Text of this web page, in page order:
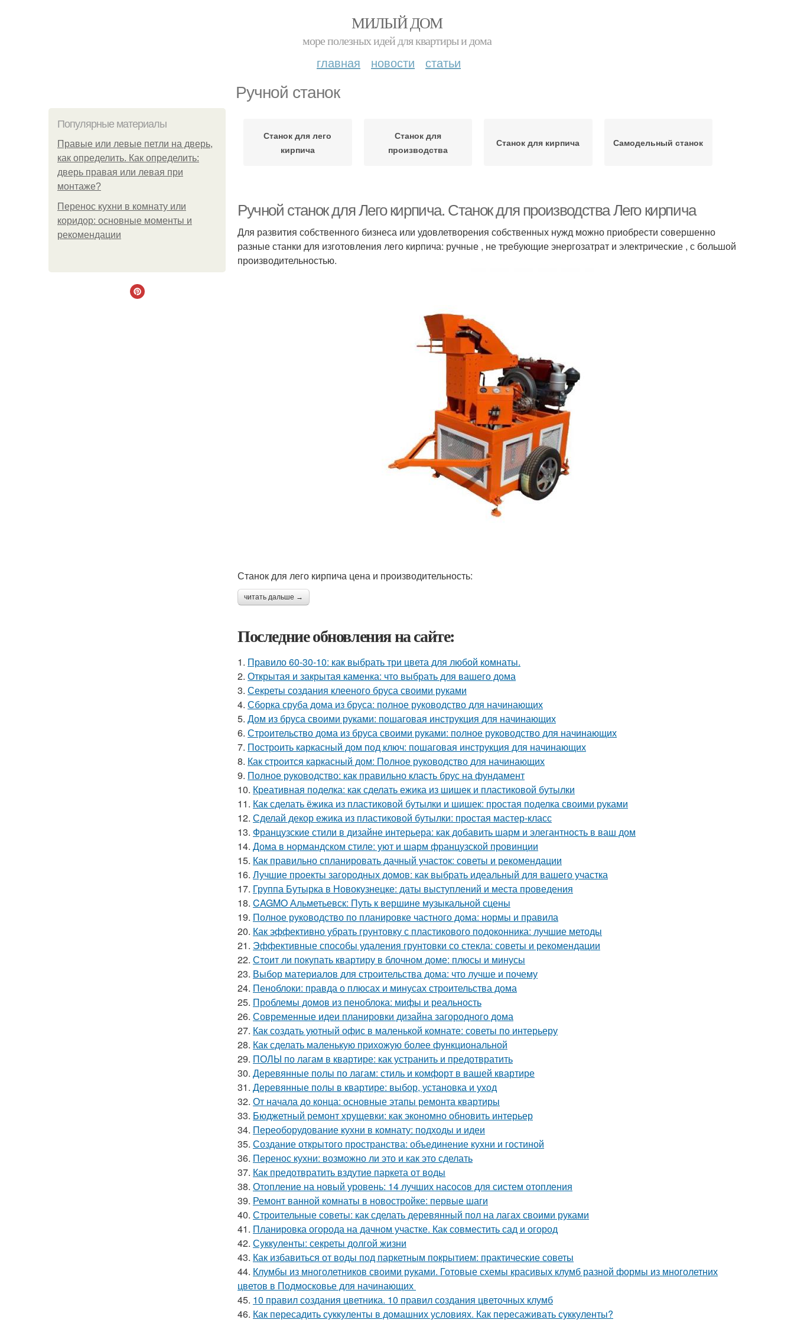
МИЛЫЙ ДОМ
море полезных идей для квартиры и дома
главная новости статьи
Ручной станок
Популярные материалы
Правые или левые петли на дверь,
как определить. Как определить:
дверь правая или левая при
монтаже?
Перенос кухни в комнату или
коридор: основные моменты и
рекомендации
Станок для лего
кирпича
Станок для
производства
Станок для кирпича Самодельный станок
Ручной станок для Лего кирпича. Станок для производства Лего кирпича
Для развития собственного бизнеса или удовлетворения собственных нужд можно приобрести совершенно
разные станки для изготовления лего кирпича: ручные , не требующие энергозатрат и электрические , с большой
производительностью.
Станок для лего кирпича цена и производительность:
читать дальше →
Последние обновления на сайте:
1. Правило 60-30-10: как выбрать три цвета для любой комнаты.
2. Открытая и закрытая каменка: что выбрать для вашего дома
3. Секреты создания клееного бруса своими руками
4. Сборка сруба дома из бруса: полное руководство для начинающих
5. Дом из бруса своими руками: пошаговая инструкция для начинающих
6. Строительство дома из бруса своими руками: полное руководство для начинающих
7. Построить каркасный дом под ключ: пошаговая инструкция для начинающих
8. Как строится каркасный дом: Полное руководство для начинающих
9. Полное руководство: как правильно класть брус на фундамент
10. Креативная поделка: как сделать ежика из шишек и пластиковой бутылки
11. Как сделать ёжика из пластиковой бутылки и шишек: простая поделка своими руками
12. Сделай декор ежика из пластиковой бутылки: простая мастер-класс
13. Французские стили в дизайне интерьера: как добавить шарм и элегантность в ваш дом
14. Дома в нормандском стиле: уют и шарм французской провинции
15. Как правильно спланировать дачный участок: советы и рекомендации
16. Лучшие проекты загородных домов: как выбрать идеальный для вашего участка
17. Группа Бутырка в Новокузнецке: даты выступлений и места проведения
18. CAGMO Альметьевск: Путь к вершине музыкальной сцены
19. Полное руководство по планировке частного дома: нормы и правила
20. Как эффективно убрать грунтовку с пластикового подоконника: лучшие методы
21. Эффективные способы удаления грунтовки со стекла: советы и рекомендации
22. Стоит ли покупать квартиру в блочном доме: плюсы и минусы
23. Выбор материалов для строительства дома: что лучше и почему
24. Пеноблоки: правда о плюсах и минусах строительства дома
25. Проблемы домов из пеноблока: мифы и реальность
26. Современные идеи планировки дизайна загородного дома
27. Как создать уютный офис в маленькой комнате: советы по интерьеру
28. Как сделать маленькую прихожую более функциональной
29. ПОЛЫ по лагам в квартире: как устранить и предотвратить
30. Деревянные полы по лагам: стиль и комфорт в вашей квартире
31. Деревянные полы в квартире: выбор, установка и уход
32. От начала до конца: основные этапы ремонта квартиры
33. Бюджетный ремонт хрущевки: как экономно обновить интерьер
34. Переоборудование кухни в комнату: подходы и идеи
35. Создание открытого пространства: объединение кухни и гостиной
36. Перенос кухни: возможно ли это и как это сделать
37. Как предотвратить вздутие паркета от воды
38. Отопление на новый уровень: 14 лучших насосов для систем отопления
39. Ремонт ванной комнаты в новостройке: первые шаги
40. Строительные советы: как сделать деревянный пол на лагах своими руками
41. Планировка огорода на дачном участке. Как совместить сад и огород
42. Суккуленты: секреты долгой жизни
43. Как избавиться от воды под паркетным покрытием: практические советы
44. Клумбы из многолетников своими руками. Готовые схемы красивых клумб разной формы из многолетних
цветов в Подмосковье для начинающих
45. 10 правил создания цветника. 10 правил создания цветочных клумб
46. Как пересадить суккуленты в домашних условиях. Как пересаживать суккуленты?